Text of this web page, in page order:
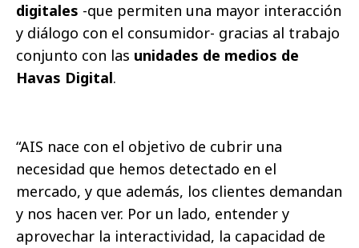
digitales -que permiten una mayor interacción
y diálogo con el consumidor- gracias al trabajo
conjunto con las unidades de medios de
Havas Digital.
“AIS nace con el objetivo de cubrir una
necesidad que hemos detectado en el
mercado, y que además, los clientes demandan
y nos hacen ver. Por un lado, entender y
aprovechar la interactividad, la capacidad de